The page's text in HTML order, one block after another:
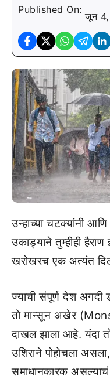
Published On:
जून
उन्हाच्या चटक्यांनी आणि
उकाड्याने तुम्हीही
खरोखरच एक अत्यंत
ज्याची संपूर्ण देश अगदी
तो मान्सून अखेर
दाखल झाला आहे. यंदा
उशिराने पोहोचला
समाधानकारक असल्याचं